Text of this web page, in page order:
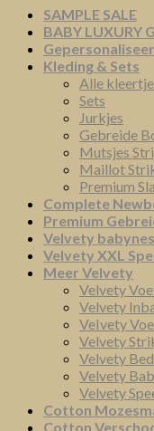
SAMPLE SALE
BABY LUXURY
Kleding & Sets
Alle
Sets
Jurkjes
Gebreide
Mutsjes
Maillot
Premium
Complete
Premium
Velvety
Velvety XXL
Meer Velvety
Velvety
Velvety
VeIvety
Velvety
Velvety
Velvety
Velvety
Cotton
Cotton